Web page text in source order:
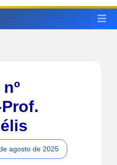
agosto de 2025